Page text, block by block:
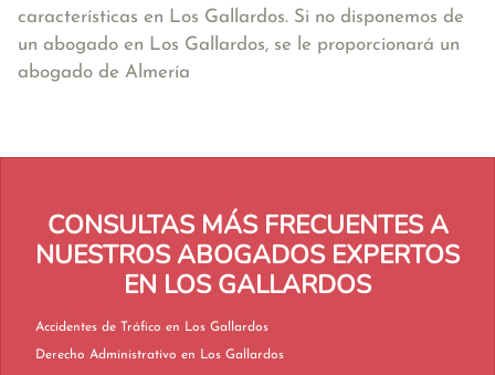
características en Los Gallardos. Si no disponemos de
un abogado en Los Gallardos, se le proporcionará un
abogado de Almería
CONSULTAS MÁS FRECUENTES A
NUESTROS ABOGADOS EXPERTOS
EN LOS GALLARDOS
Accidentes de Tráfico en Los Gallardos
Derecho Administrativo en Los Gallardos